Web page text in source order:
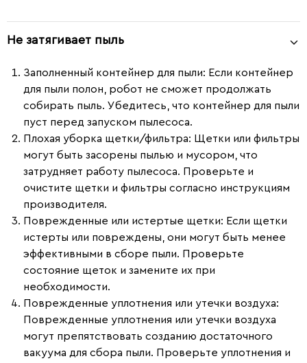
Не затягивает пыль
Заполненный контейнер для пыли: Если контейнер
для пыли полон, робот не сможет продолжать
собирать пыль. Убедитесь, что контейнер для пыли
пуст перед запуском пылесоса.
Плохая уборка щетки/фильтра: Щетки или фильтры
могут быть засорены пылью и мусором, что
затрудняет работу пылесоса. Проверьте и
очистите щетки и фильтры согласно инструкциям
производителя.
Поврежденные или истертые щетки: Если щетки
истерты или повреждены, они могут быть менее
эффективными в сборе пыли. Проверьте
состояние щеток и замените их при
необходимости.
Поврежденные уплотнения или утечки воздуха:
Поврежденные уплотнения или утечки воздуха
могут препятствовать созданию достаточного
вакуума для сбора пыли. Проверьте уплотнения и